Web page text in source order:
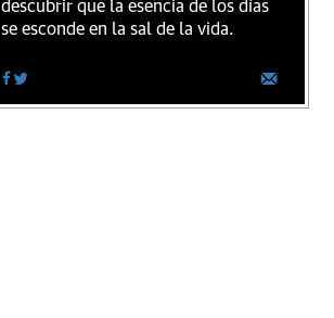
descubrir que la esencia de los días
se esconde en la sal de la vida.